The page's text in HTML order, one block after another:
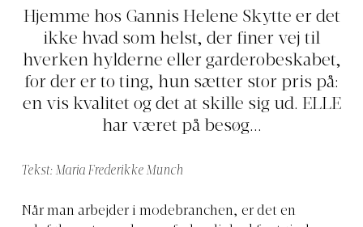
Hjemme hos Gannis Helene Skytte er det
ikke hvad som helst, der finer vej til
hverken hylderne eller garderobeskabet,
for der er to ting, hun sætter stor pris på:
en vis kvalitet og det at skille sig ud. ELLE
har været på besøg...
Tekst: Maria Frederikke Munch
Når man arbejder i modebranchen, er det en